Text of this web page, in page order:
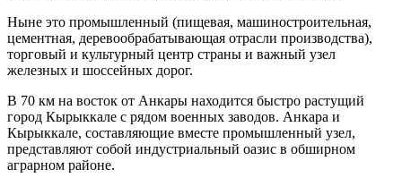
Ныне это промышленный (пищевая, машиностроительная,
цементная, деревообрабатывающая отрасли производства),
торговый и культурный центр страны и важный узел
железных и шоссейных дорог.
В 70 км на восток от Анкары находит­ся быстро растущий
город Кырыккале с рядом военных заводов. Анкара и
Кырыккале, составляющие вместе про­мышленный узел,
представляют собой индустриальный оазис в обширном
аграрном районе.